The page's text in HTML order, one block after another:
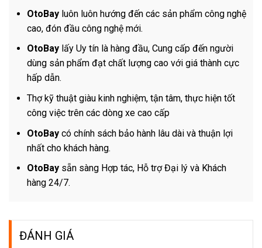
OtoBayluôn luôn hướng đến các sản phẩm công nghệ
cao, đón đầu công nghệ mới.
OtoBaylấy Uy tín là hàng đầu, Cung cấp đến người
dùng sản phẩm đạt chất lượng cao với giá thành cực
hấp dẫn.
Thợ kỹ thuật giàu kinh nghiệm, tận tâm, thực hiện tốt
công việc trên các dòng xe cao cấp
OtoBaycó chính sách bảo hành lâu dài và thuận lợi
nhất cho khách hàng.
OtoBaysẵn sàng Hợp tác, Hỗ trợ Đại lý và Khách
hàng 24/7.
ĐÁNH GIÁ